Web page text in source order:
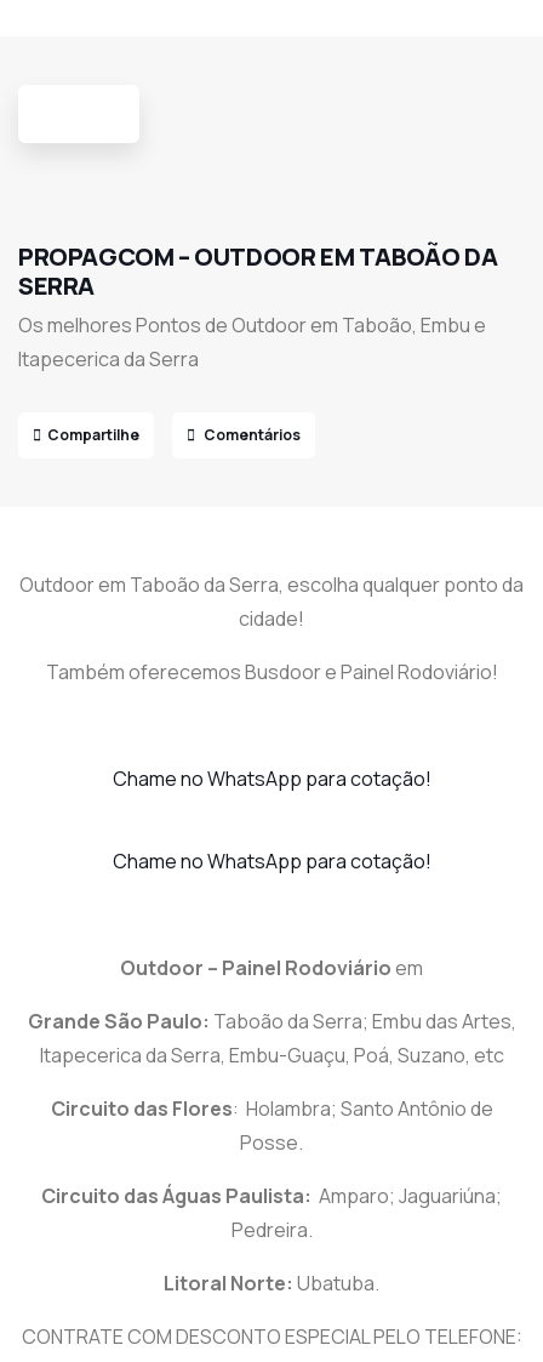
PROPAGCOM – OUTDOOR EM TABOÃO DA
SERRA
Os melhores Pontos de Outdoor em Taboão, Embu e
Itapecerica da Serra
Compartilhe Comentários
Outdoor em Taboão da Serra, escolha qualquer ponto da
cidade!
Também oferecemos Busdoor e Painel Rodoviário!
Chame no WhatsApp para cotação!
Chame no WhatsApp para cotação!
Outdoor – Painel Rodoviárioem
Grande São Paulo: Taboão da Serra; Embu das Artes,
Itapecerica da Serra, Embu-Guaçu, Poá, Suzano, etc
Circuito das Flores: Holambra; Santo Antônio de
Posse.
Circuito das Águas Paulista: Amparo; Jaguariúna;
Pedreira.
Litoral Norte: Ubatuba.
CONTRATE COM DESCONTO ESPECIAL PELO TELEFONE: